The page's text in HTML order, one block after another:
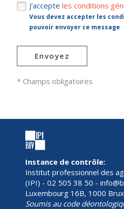
J'accepte les conditions
Vous devez accepter les
pouvoir envoyer ce message
Envoyez
* Champs obligatoires
Instance de contrôle:
Institut professionnel des
(IPI) - 02 505 38 50 -
Luxembourg 16B, 1000
Soumis au code